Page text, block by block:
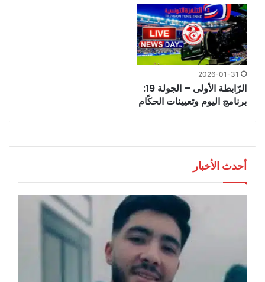
2026-01-31
الرّابطة الأولى – الجولة 19:
برنامج اليوم وتعيينات الحكّام
أحدث الأخبار